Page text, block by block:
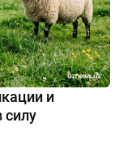
и
силу